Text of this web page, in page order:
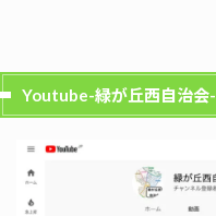
Youtube-緑が丘西自治会-